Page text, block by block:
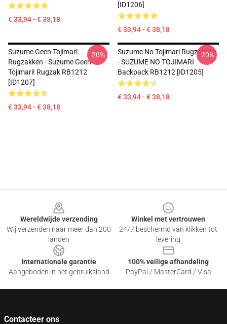
€ 33,94 - € 38,18
[ID1206]
€ 33,94 - € 38,18
Suzume Geen Tojimari
Rugzakken - Suzume Geen
Tojimari! Rugzak RB1212
[ID1207]
€ 33,94 - € 38,18
-20%
Suzume No Tojimari Rugzakken
- SUZUME NO TOJIMARI
Backpack RB1212 [ID1205]
€ 33,94 - € 38,18
-20%
Wereldwijde verzending
Wij verzenden naar meer dan 200
landen
Winkel met vertrouwen
24/7 beschermd van klikken tot
levering
Internationale garantie
Aangeboden in het gebruiksland
100% veilige afhandeling
PayPal / MasterCard / Visa
Contacteer ons